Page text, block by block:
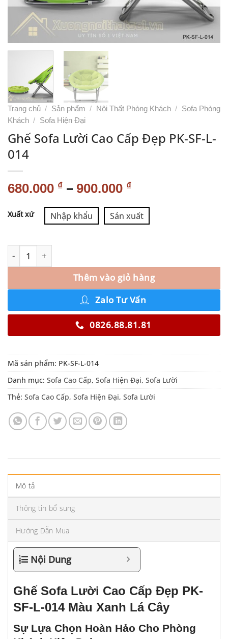
Trang chủ / Sản phẩm / Nội Thất Phòng Khách /
Sofa Phòng
Khách / Sofa Hiện Đại
Ghế Sofa Lười Cao Cấp Đẹp PK-SF-L-
014
680.000 ₫ – 900.000 ₫
Xuất xứ Nhập khẩu Sản xuất
Thêm vào giỏ hàng
Alternative:
Zalo Tư Vấn
0826.88.81.81
Mã sản phẩm: PK-SF-L-014
Danh mục: Sofa Cao Cấp, Sofa Hiện Đại, Sofa Lười
Thẻ: Sofa Cao Cấp, Sofa Hiện Đại, Sofa Lười
Mô tả
Thông tin bổ sung
Hướng Dẫn Mua
Nội Dung
Ghế Sofa Lười Cao Cấp Đẹp PK-
SF-L-014 Màu Xanh Lá Cây
Sự Lựa Chọn Hoàn Hảo Cho Phòng